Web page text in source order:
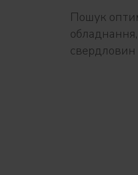
Пошук
обладнання,
свердловин